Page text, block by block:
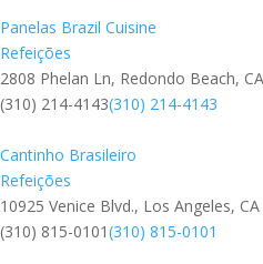
Panelas Brazil Cuisine
Refeições
2808 Phelan Ln, Redondo Beach,
(310) 214-4143(310) 214-4143
Cantinho Brasileiro
Refeições
10925 Venice Blvd., Los Angeles,
(310) 815-0101(310) 815-0101